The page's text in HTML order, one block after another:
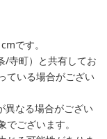
です。
/寺町）と共有してお
ている場合がござい
異なる場合がござい
ございます。